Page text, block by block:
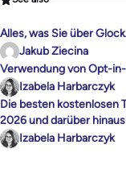
Alles, was Sie über
Jakub Ziecina
Verwendung von Opt-
Izabela Harbarczyk
Die besten kostenlosen
2026 und darüber hinaus
Izabela Harbarczyk